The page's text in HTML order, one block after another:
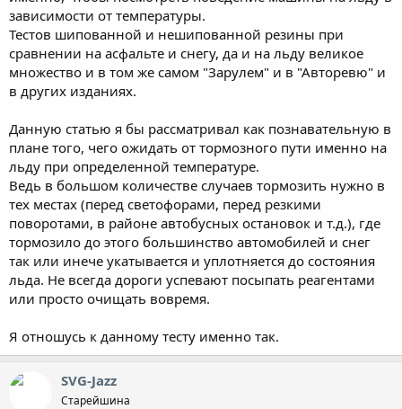
известный высокой стабильностью выступания шипов, и
Continental ContiWinterViking 2 – у него шипы более широкие.
Оппонентов им подобрали из новинок, в первую очередь
обещающих не бояться воды на льду. Это Nokian Hakkapeliitta
R, Michelin X-Ice 2 и Bridgestone Blizzak WS-60.
со скорости 50 до 5 км/ч, чтобы исключить погрешности в
работе ABS (кратковременное блокирование колес) на
небольшой скорости.
Чтобы на состояние льда влияла только температура воздуха,
замеры проводили в пасмурную погоду или после захода
солнца, способного быстро подтопить лед.
ПОЛЕ ТЕМПЕРАТУР
Оказалось, что «точка равновесия» шиповок и липучек
размазана в интервале 13–15о мороза, посему эти результаты и
При морозе около 20о липучки выигрывают у шиповок почти
сделать вывод: чем ниже температура, тем больше разница в
пользу липучек. Объяснение простое: как уже отмечалось, с
зависимости от температуры.
Тестов шипованной и нешипованной резины при
сравнении на асфальте и снегу, да и на льду великое
множество и в том же самом "Зарулем" и в "Авторевю" и
в других изданиях.
Данную статью я бы рассматривал как познавательную в
плане того, чего ожидать от тормозного пути именно на
льду при определенной температуре.
Ведь в большом количестве случаев тормозить нужно в
тех местах (перед светофорами, перед резкими
поворотами, в районе автобусных остановок и т.д.), где
тормозило до этого большинство автомобилей и снег
так или инече укатывается и уплотняется до состояния
льда. Не всегда дороги успевают посыпать реагентами
или просто очищать вовремя.
Я отношусь к данному тесту именно так.
SVG-Jazz
Старейшина